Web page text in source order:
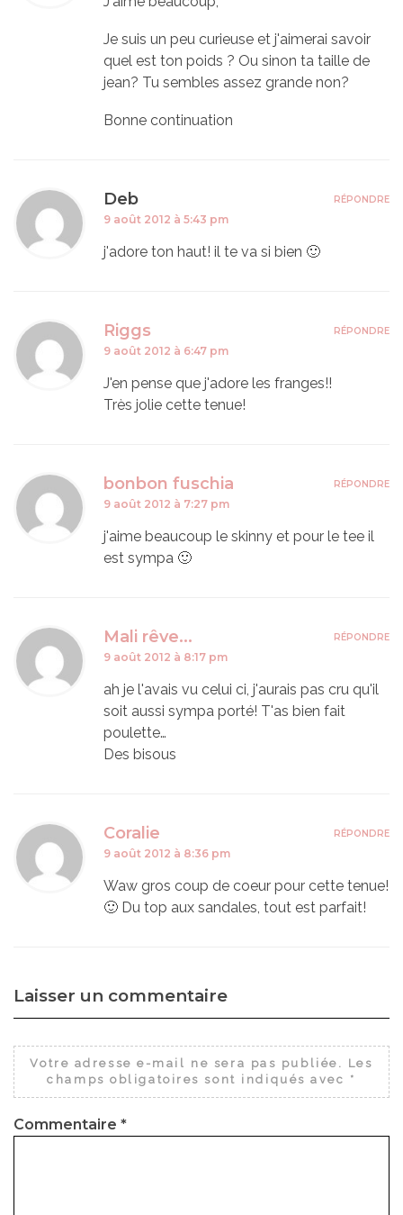
Je suis un peu curieuse et j'aimerai savoir
quel est ton poids ? Ou sinon ta taille de
jean? Tu sembles assez grande non?
Bonne continuation
Deb
9 août 2012 à 5:43 pm
j'adore ton haut! il te va si bien 🙂
RÉPONDRE
Riggs
9 août 2012 à 6:47 pm
J'en pense que j'adore les franges!!
Très jolie cette tenue!
RÉPONDRE
bonbon fuschia
9 août 2012 à 7:27 pm
j'aime beaucoup le skinny et pour le tee il
est sympa 🙂
RÉPONDRE
Mali rêve...
9 août 2012 à 8:17 pm
ah je l'avais vu celui ci, j'aurais pas cru qu'il
soit aussi sympa porté! T'as bien fait
poulette…
Des bisous
RÉPONDRE
Coralie
9 août 2012 à 8:36 pm
Waw gros coup de coeur pour cette tenue!
🙂 Du top aux sandales, tout est parfait!
RÉPONDRE
Laisser un commentaire
Votre adresse e-mail ne sera pas publiée.
Les
champs obligatoires sont indiqués avec *
Commentaire *